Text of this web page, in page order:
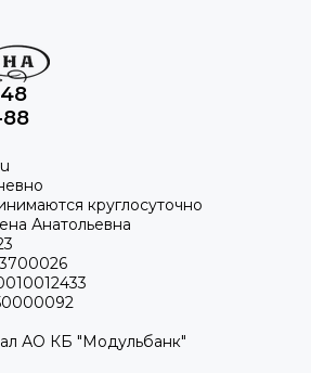
круглосуточно
Анатольевна
АО КБ "Модульбанк"